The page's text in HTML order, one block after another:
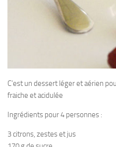
C’est un dessert léger et aérien
fraiche et acidulée
Ingrédients pour 4 personnes :
3 citrons, zestes et jus